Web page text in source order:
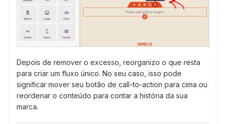
Depois de remover o excesso, reorganizo o que resta
para criar um fluxo único. No seu caso, isso pode
significar mover seu botão de call-to-action para cima ou
reordenar o conteúdo para contar a história da sua
marca.